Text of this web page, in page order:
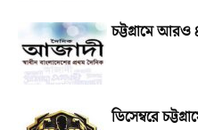
চট্টগ্রামে আরও
ডিসেম্বরে